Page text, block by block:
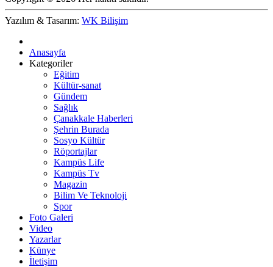
Yazılım & Tasarım: WK Bilişim
Anasayfa
Kategoriler
Eğitim
Kültür-sanat
Gündem
Sağlık
Çanakkale Haberleri
Şehrin Burada
Sosyo Kültür
Röportajlar
Kampüs Life
Kampüs Tv
Magazin
Bilim Ve Teknoloji
Spor
Foto Galeri
Video
Yazarlar
Künye
İletişim